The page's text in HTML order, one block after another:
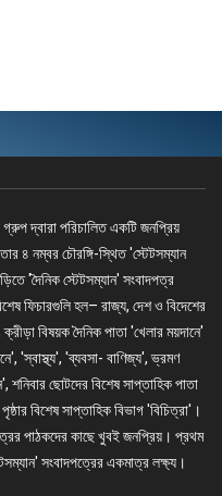
গ্রুপ দ্বারা পরিচালিত একটি জনপ্রিয়
৪ নম্বর চৌরঙ্গি-স্থিত 'স্টেটসম্যান
'দৈনিক স্টেটসম্যান' সংবাদপত্র
ফিচারগুলি হল– রাজ্য, দেশ ও বিদেশের
বিষয়ক দৈনিক পাতা 'খেলার ময়দানে'
'স্বাস্থ্য', 'ব্যবসা- বাণিজ্য', ভ্রমণ
ছোটদের বিশেষ সাপ্তাহিক পাতা
বিশেষ সাপ্তাহিক বিভাগ 'বিচিত্রা'।
পাঠকদের কাছে খুবই জনপ্রিয়। প্রথম
সংবাদপত্রের একমাত্র লক্ষ্য।